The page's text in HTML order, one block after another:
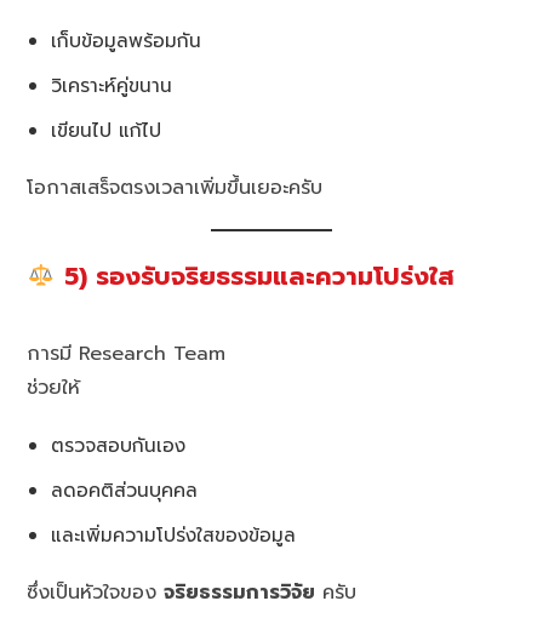
เก็บข้อมูลพร้อมกัน
วิเคราะห์คู่ขนาน
เขียนไป แก้ไป
โอกาสเสร็จตรงเวลาเพิ่มขึ้นเยอะครับ
5) รองรับจริยธรรมและความโปร่งใส
การมี Research Team
ช่วยให้
ตรวจสอบกันเอง
ลดอคติส่วนบุคคล
และเพิ่มความโปร่งใสของข้อมูล
ซึ่งเป็นหัวใจของจริยธรรมการวิจัย ครับ